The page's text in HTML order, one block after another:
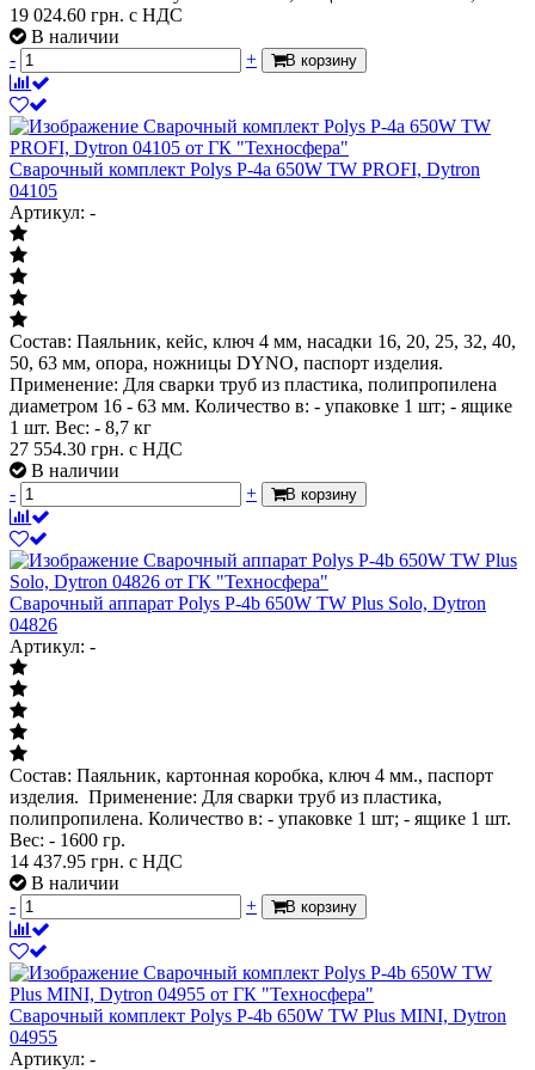
19 024.60 грн. с НДС
В наличии
-
+ В корзину
Сварочный комплект Polys P-4а 650W TW PROFI, Dytron
04105
Артикул: -
Состав: Паяльник, кейс, ключ 4 мм, насадки 16, 20, 25, 32, 40,
50, 63 мм, опора, ножницы DYNO, паспорт изделия.
Применение: Для сварки труб из пластика, полипропилена
диаметром 16 - 63 мм. Количество в: - упаковке 1 шт; - ящике
1 шт. Вес: - 8,7 кг
27 554.30 грн. с НДС
В наличии
-
+ В корзину
Сварочный аппарат Polys P-4b 650W TW Plus Solo, Dytron
04826
Артикул: -
Состав: Паяльник, картонная коробка, ключ 4 мм., паспорт
изделия. Применение: Для сварки труб из пластика,
полипропилена. Количество в: - упаковке 1 шт; - ящике 1 шт.
Вес: - 1600 гр.
14 437.95 грн. с НДС
В наличии
-
+ В корзину
Сварочный комплект Polys P-4b 650W TW Plus MINI, Dytron
04955
Артикул: -